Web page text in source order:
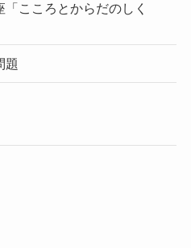
こころとからだのしく
題